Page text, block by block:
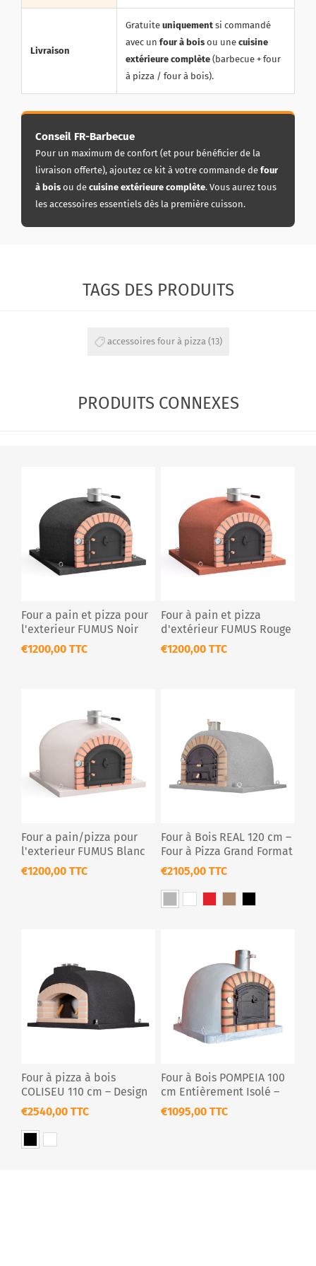
Livraison
Gratuite uniquement si commandé
avec un four à bois ou une cuisine
extérieure complète (barbecue + four
à pizza / four à bois).
Conseil FR-Barbecue
Pour un maximum de confort (et pour bénéficier de la
livraison offerte), ajoutez ce kit à votre commande de four
à bois ou de cuisine extérieure complète. Vous aurez tous
les accessoires essentiels dès la première cuisson.
TAGS DES PRODUITS
accessoires four à pizza (13)
PRODUITS CONNEXES
Four a pain et pizza pour
l'exterieur FUMUS Noir
€1200,00 TTC
Four à pain et pizza
d'extérieur FUMUS Rouge
€1200,00 TTC
Four a pain/pizza pour
l'exterieur FUMUS Blanc
€1200,00 TTC
Four à Bois REAL 120 cm –
Four à Pizza Grand Format
& Rôtissoire Double
Broche
€2105,00 TTC
Four à pizza à bois
COLISEU 110 cm – Design
professionnel noir ou
€2540,00 TTC
Four à Bois POMPEIA 100
cm Entièrement Isolé –
Pizza & Pain Extérieur
€1095,00 TTC